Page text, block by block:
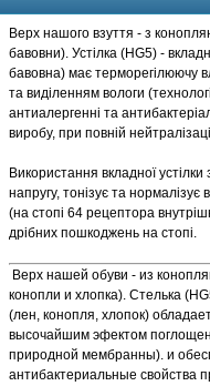
Верх нашого взуття - з
бавовни). Устілка (HG5) -
бавовна) має терморегілюючу
та виділенням вологи
антиалергенні та
виробу, при повній
Використання вкладної
напругу, тонізує та нормалізує
(на стопі 64 рецептора
дрібних пошкоджень на стопі.
Верх нашей обуви - из
конопли и хлопка). Стелька
(лен, конопля, хлопок)
высочайшим эфектом
природной мембранны). и
антибактериальные свойства